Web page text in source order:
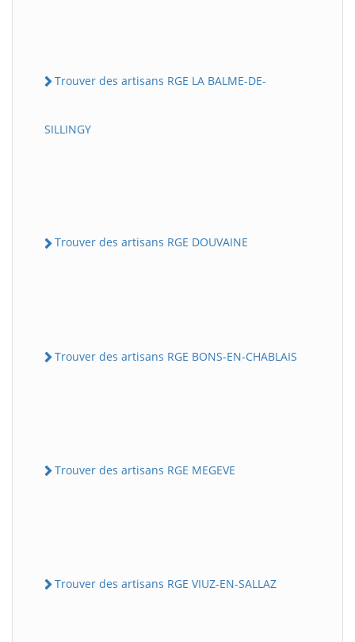
Trouver des artisans RGE LA BALME-DE-
SILLINGY
Trouver des artisans RGE DOUVAINE
Trouver des artisans RGE BONS-EN-CHABLAIS
Trouver des artisans RGE MEGEVE
Trouver des artisans RGE VIUZ-EN-SALLAZ